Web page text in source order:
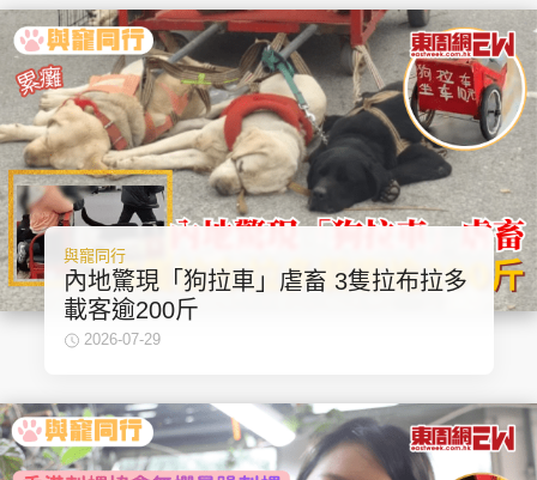
與寵同行
內地驚現「狗拉車」虐畜 3隻拉布拉多
載客逾200斤
2026-07-29